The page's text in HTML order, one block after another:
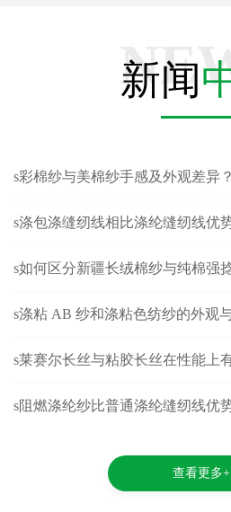
新闻
s彩棉纱与美棉纱手感及外观差异？
s涤包涤缝纫线相比涤纶缝纫线优
s如何区分新疆长绒棉纱与纯棉强
s涤粘 AB 纱和涤粘色纺纱的外观
s莱赛尔长丝与粘胶长丝在性能上
s阻燃涤纶纱比普通涤纶缝纫线优
查看更多+